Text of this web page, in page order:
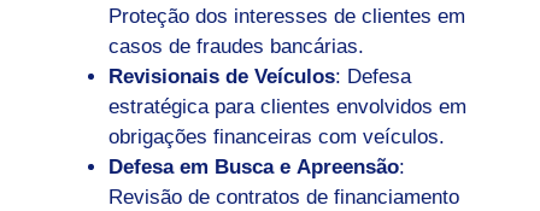
Proteção dos interesses de clientes em
casos de fraudes bancárias.
Revisionais de Veículos: Defesa
estratégica para clientes envolvidos em
obrigações financeiras com veículos.
Defesa em Busca e Apreensão:
Revisão de contratos de financiamento